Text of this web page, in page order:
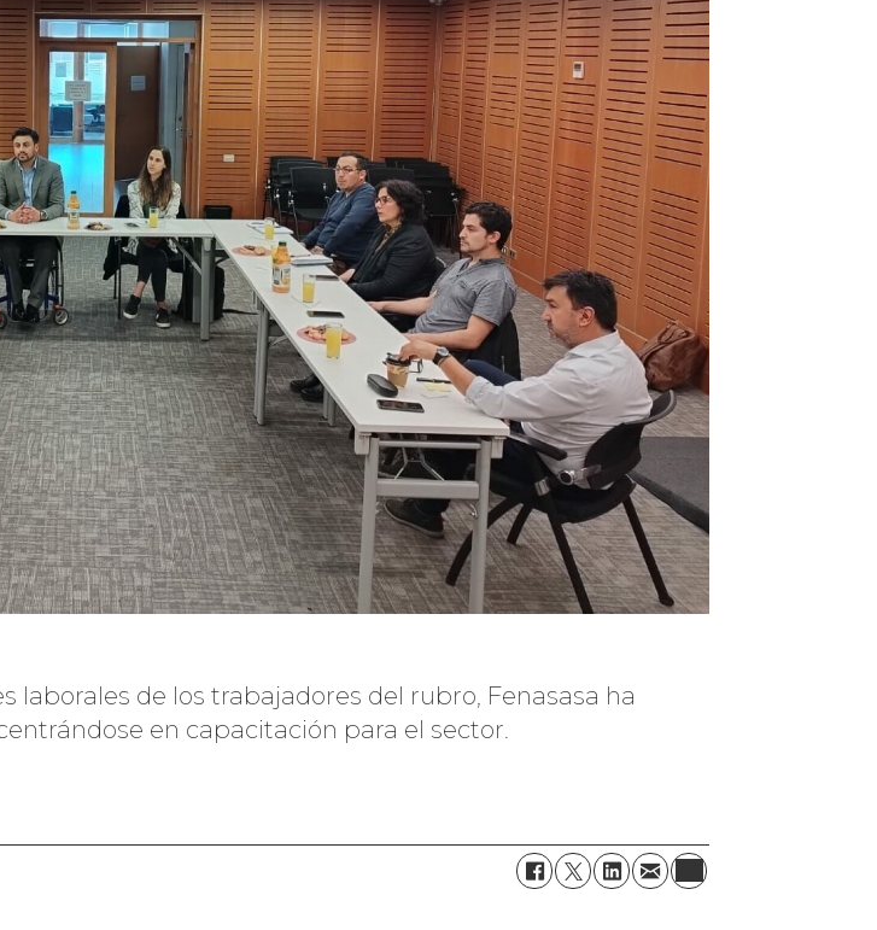
laborales de los trabajadores del rubro, Fenasasa ha
en capacitación para el sector.